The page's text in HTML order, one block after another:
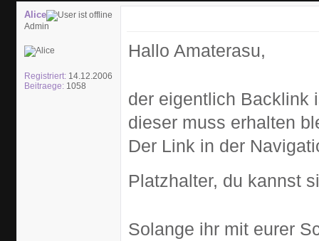
Alice
Admin
Registriert: 14.12.2006
Beitraege: 1058
Hallo Amaterasu,
der eigentlich Backlink
dieser muss erhalten
Der Link in der
Platzhalter, du kannst
Solange ihr mit eurer